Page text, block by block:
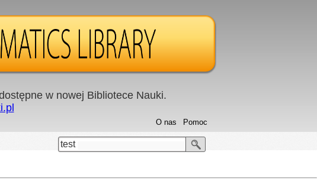
w nowej Bibliotece Nauki.
Pomoc
O nas
test